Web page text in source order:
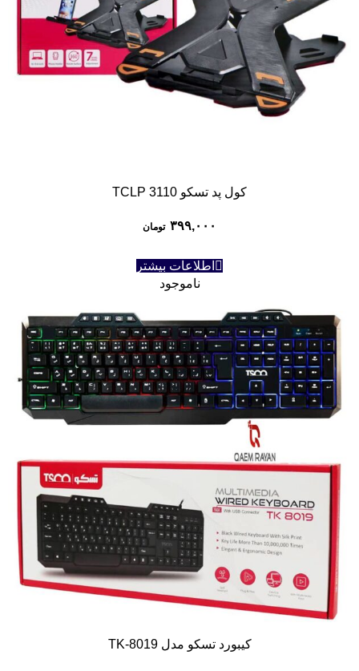
کول پد تسکو TCLP 3110
۳۹۹,۰۰۰ تومان
اطلاعات بیشتر
ناموجود
کیبورد تسکو مدل TK-8019